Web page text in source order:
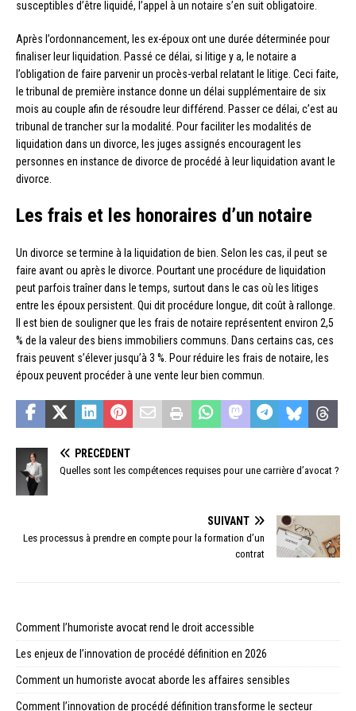
susceptibles d’être liquidé, l’appel à un notaire s’en suit obligatoire.
Après l’ordonnancement, les ex-époux ont une durée déterminée pour
finaliser leur liquidation. Passé ce délai, si litige y a, le notaire a
l’obligation de faire parvenir un procès-verbal relatant le litige. Ceci faite,
le tribunal de première instance donne un délai supplémentaire de six
mois au couple afin de résoudre leur différend. Passer ce délai, c’est au
tribunal de trancher sur la modalité. Pour faciliter les modalités de
liquidation dans un divorce, les juges assignés encouragent les
personnes en instance de divorce de procédé à leur liquidation avant le
divorce.
Les frais et les honoraires d’un notaire
Un divorce se termine à la liquidation de bien. Selon les cas, il peut se
faire avant ou après le divorce. Pourtant une procédure de liquidation
peut parfois traîner dans le temps, surtout dans le cas où les litiges
entre les époux persistent. Qui dit procédure longue, dit coût à rallonge.
Il est bien de souligner que les frais de notaire représentent environ 2,5
% de la valeur des biens immobiliers communs. Dans certains cas, ces
frais peuvent s’élever jusqu’à 3 %. Pour réduire les frais de notaire, les
époux peuvent procéder à une vente leur bien commun.
PRÉCÉDENT
Quelles sont les compétences requises pour une carrière d’avocat ?
SUIVANT
Les processus à prendre en compte pour la formation d’un
contrat
Comment l’humoriste avocat rend le droit accessible
Les enjeux de l’innovation de procédé définition en 2026
Comment un humoriste avocat aborde les affaires sensibles
Comment l’innovation de procédé définition transforme le secteur